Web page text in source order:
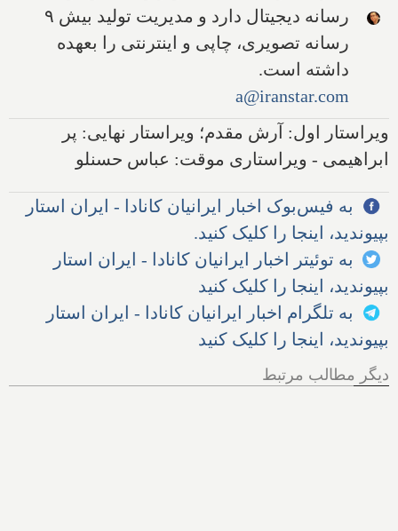
رسانه دیجیتال دارد و مدیریت تولید بیش ۹
رسانه تصویری، چاپی و اینترنتی را بعهده
داشته است.
a@iranstar.com
ویراستار اول: آرش مقدم؛ ویراستار نهایی: پر
ابراهیمی - ویراستاری موقت: عباس حسنلو
به فیس‌بوک اخبار ایرانیان کانادا - ایران استار
بپیوندید، اینجا را کلیک کنید.
به توئیتر اخبار ایرانیان کانادا - ایران استار
بپیوندید، اینجا را کلیک کنید
به تلگرام اخبار ایرانیان کانادا - ایران استار
بپیوندید، اینجا را کلیک کنید
دیگر مطالب مرتبط